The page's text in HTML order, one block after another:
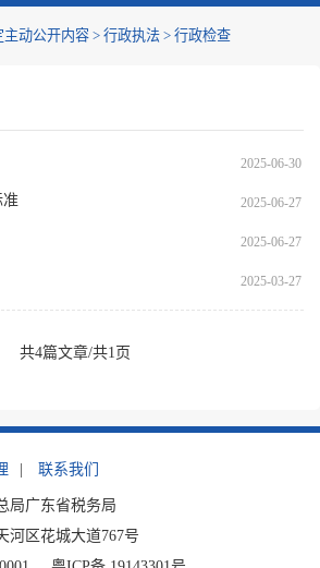
主动公开内容 > 行政执法 > 行政检查
2025-06-30
2025-06-27
2025-06-27
2025-03-27
共4篇文章/共1页
联系我们
局广东省税务局
河区花城大道767号